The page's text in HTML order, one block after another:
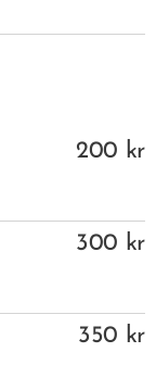
200 kr
300 kr
350 kr